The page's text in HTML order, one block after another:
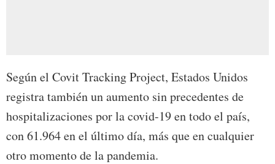
Según el Covit Tracking Project, Estados Unidos
registra también un aumento sin precedentes de
hospitalizaciones por la covid-19 en todo el país,
con 61.964 en el último día, más que en cualquier
otro momento de la pandemia.